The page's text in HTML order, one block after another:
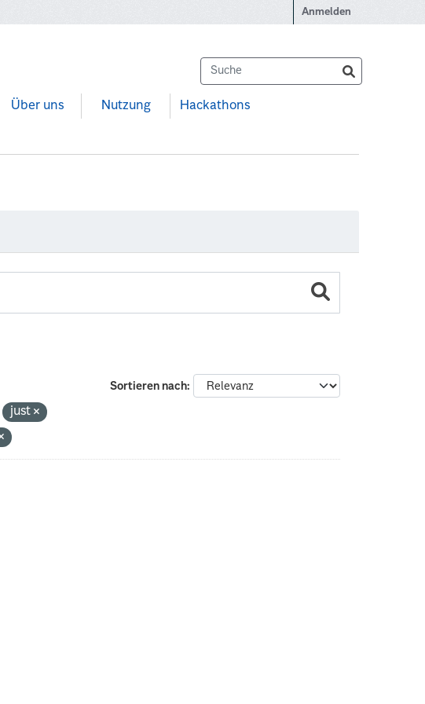
Anmelden
Über uns Nutzung Hackathons
Sortieren nach
just